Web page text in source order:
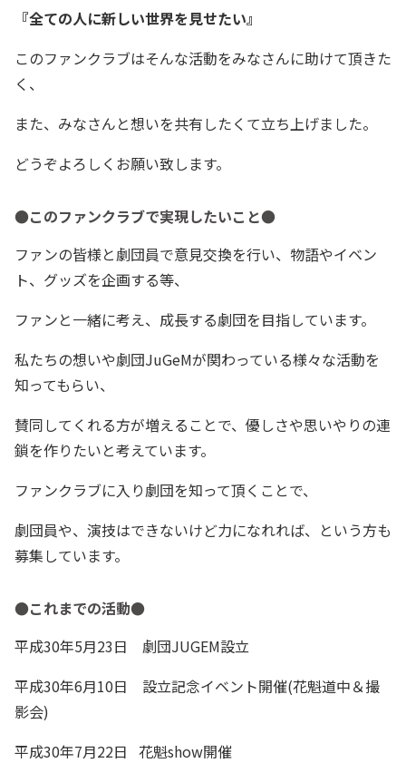
『全ての人に新しい世界を見せたい』
このファンクラブはそんな活動をみなさんに助けて頂きた
く、
また、みなさんと想いを共有したくて立ち上げました。
どうぞよろしくお願い致します。
●このファンクラブで実現したいこと●
ファンの皆様と劇団員で意見交換を行い、物語やイベン
ト、グッズを企画する等、
ファンと一緒に考え、成長する劇団を目指しています。
私たちの想いや劇団JuGeMが関わっている様々な活動を
知ってもらい、
賛同してくれる方が増えることで、優しさや思いやりの連
鎖を作りたいと考えています。
ファンクラブに入り劇団を知って頂くことで、
劇団員や、演技はできないけど力になれれば、という方も
募集しています。
●これまでの活動●
平成30年5月23日 劇団JUGEM設立
平成30年6月10日 設立記念イベント開催(花魁道中＆撮
影会)
平成30年7月22日 花魁show開催